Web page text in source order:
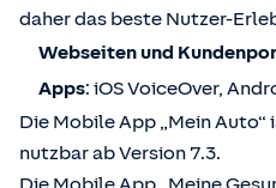
daher das beste Nutzer-
Webseiten und
Apps: iOS VoiceOver,
Die Mobile App „Mein
nutzbar ab Version 7.3.